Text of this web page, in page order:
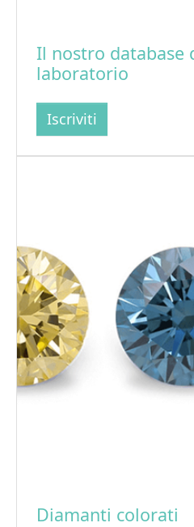
Il nostro database
laboratorio
Iscriviti
Diamanti colorati